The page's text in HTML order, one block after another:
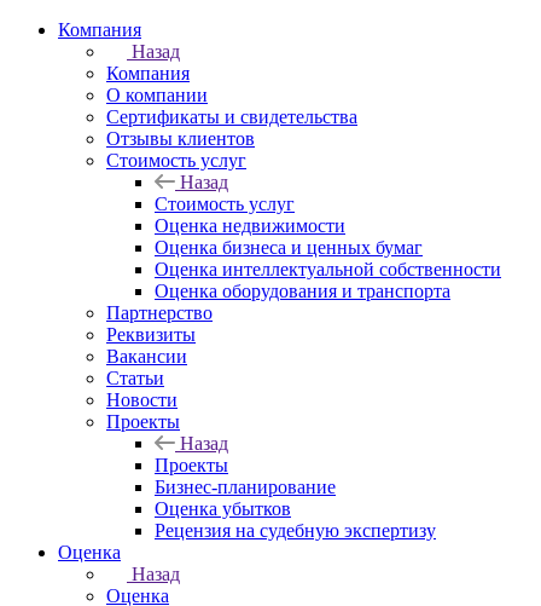
Компания
Назад
Компания
О компании
Сертификаты и свидетельства
Отзывы клиентов
Стоимость услуг
Назад
Стоимость услуг
Оценка недвижимости
Оценка бизнеса и ценных бумаг
Оценка интеллектуальной собственности
Оценка оборудования и транспорта
Партнерство
Реквизиты
Вакансии
Статьи
Новости
Проекты
Назад
Проекты
Бизнес-планирование
Оценка убытков
Рецензия на судебную экспертизу
Оценка
Назад
Оценка